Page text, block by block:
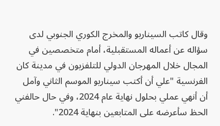
وقال كاتب السيناريو والمخرج الكوري الجنوبي لدى
سؤاله عن أعماله المستقبلية، أمام متخصصين في
المجال خلال المهرجان الدولي للتلفزيون في مدينة كان
الفرنسية "علي أن أكتب سيناريو الموسم الثاني وآمل
أن أنهي عملي بحلول نهاية عام 2024، وفي حال حالفني
الحظ سأعرضه على المتابعين بنهاية 2024".